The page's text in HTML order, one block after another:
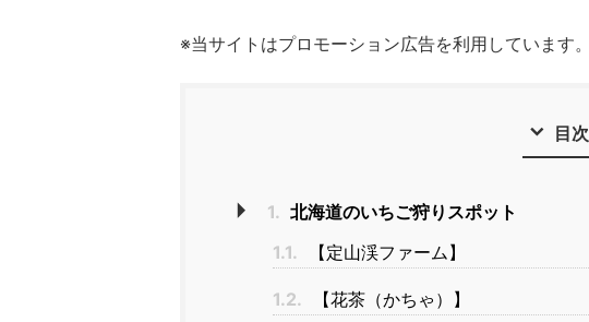
※当サイトはプロモーション広告を利用しています。
目次
1. 北海道のいちご狩りスポット
1.1.
【定山渓ファーム】
1.2. 【花茶（かちゃ）】